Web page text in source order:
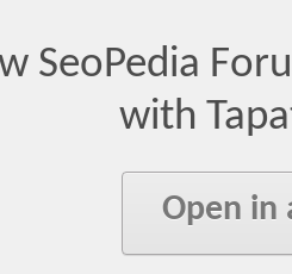
SeoPedia
with
Open in